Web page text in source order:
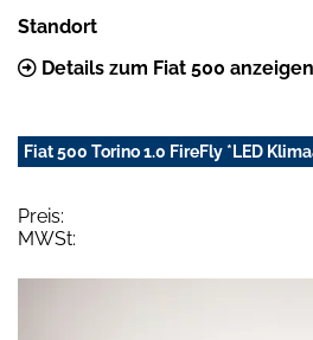
Standort
Details zum Fiat 500 anzeigen
Fiat 500 Torino 1.0 FireFly *LED
Preis:
MWSt: